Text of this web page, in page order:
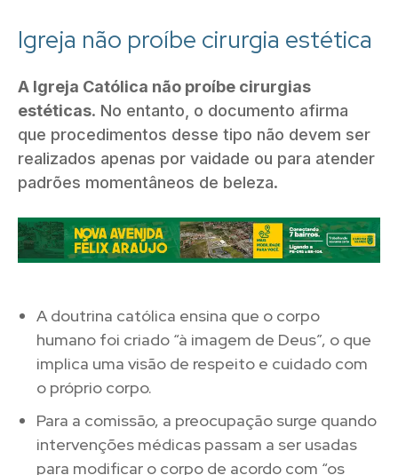
Igreja não proíbe cirurgia estética
A Igreja Católica não proíbe cirurgias
estéticas. No entanto, o documento afirma
que procedimentos desse tipo não devem ser
realizados apenas por vaidade ou para atender
padrões momentâneos de beleza.
A doutrina católica ensina que o corpo
humano foi criado “à imagem de Deus”, o que
implica uma visão de respeito e cuidado com
o próprio corpo.
Para a comissão, a preocupação surge quando
intervenções médicas passam a ser usadas
para modificar o corpo de acordo com “os